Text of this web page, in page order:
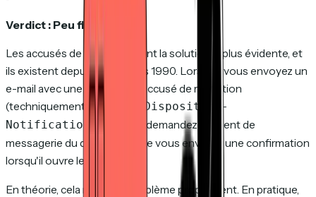
Verdict : Peu fiable.
Les accusés de réception sont la solution la plus évidente, et
ils existent depuis les années 1990. Lorsque vous envoyez un
e-mail avec une demande d'accusé de réception
(techniquement, un en-tête
Disposition-
Notification-To
), vous demandez au client de
messagerie du destinataire de vous envoyer une confirmation
lorsqu'il ouvre le message.
En théorie, cela résout le problème proprement. En pratique,